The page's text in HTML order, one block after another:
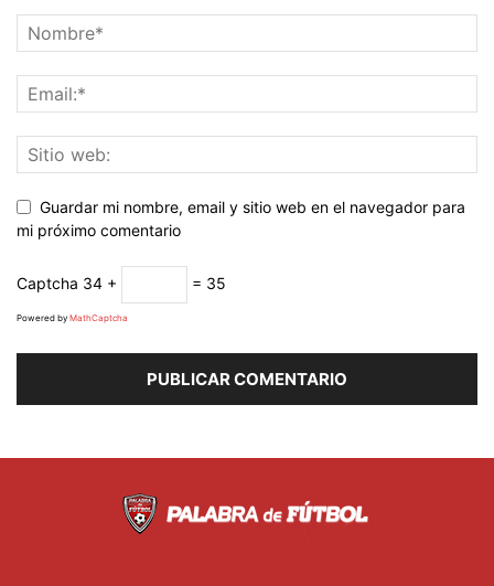
Guardar mi nombre, email y sitio web en el navegador para
mi próximo comentario
Captcha 34 + = 35
Powered by MathCaptcha